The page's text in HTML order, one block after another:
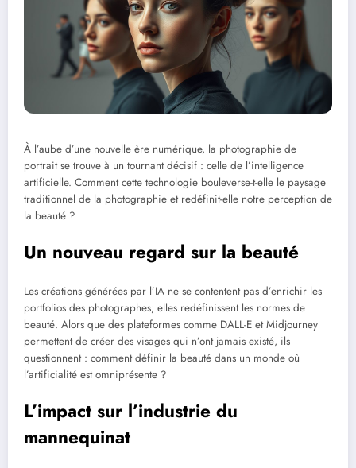
À l’aube d’une nouvelle ère numérique, la photographie de
portrait se trouve à un tournant décisif : celle de l’intelligence
artificielle. Comment cette technologie bouleverse-t-elle le paysage
traditionnel de la photographie et redéfinit-elle notre perception de
la beauté ?
Un nouveau regard sur la beauté
Les créations générées par l’IA ne se contentent pas d’enrichir les
portfolios des photographes; elles redéfinissent les normes de
beauté. Alors que des plateformes comme DALL-E et Midjourney
permettent de créer des visages qui n’ont jamais existé, ils
questionnent : comment définir la beauté dans un monde où
l’artificialité est omniprésente ?
L’impact sur l’industrie du
mannequinat